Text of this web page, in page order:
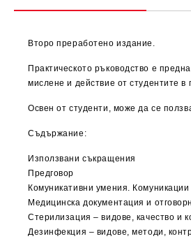
Второ преработено издание.
Практическото ръководство е
мислене и действие от студентите
Освен от студенти, може да се
Съдържание:
Използвани съкращения
Предговор
Комуникативни умения.
Медицинска документация и
Стерилизация – видове, качество и
Дезинфекция – видове, методи,